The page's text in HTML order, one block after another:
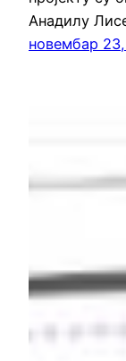
Анадилу
новембар